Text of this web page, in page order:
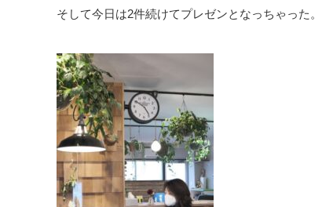
そして今日は2件続けてプレゼンとなっちゃった。